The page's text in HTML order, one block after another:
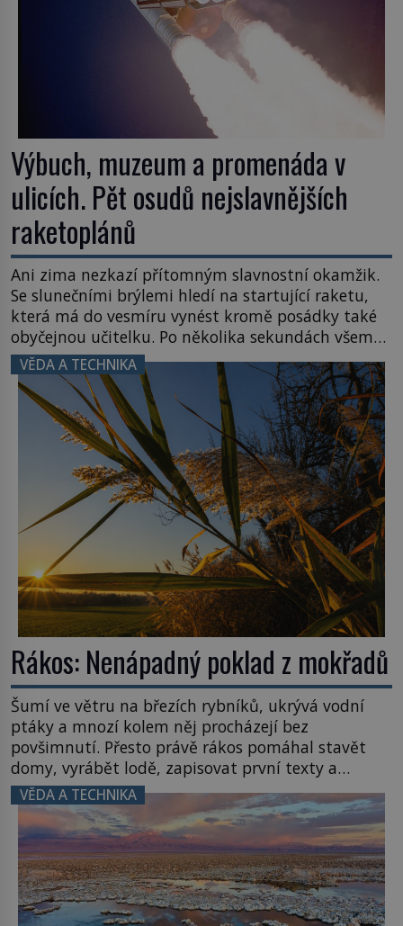
Výbuch, muzeum a promenáda v
ulicích. Pět osudů nejslavnějších
raketoplánů
Ani zima nezkazí přítomným slavnostní okamžik.
Se slunečními brýlemi hledí na startující raketu,
která má do vesmíru vynést kromě posádky také
obyčejnou učitelku. Po několika sekundách všem
ztuhnou úsměvy, stroj totiž exploduje. Jejich
konstrukce není z levného kraje, daňové
poplatníky stojí miliardy dolarů. Na druhou stranu
zvládnou jen představitelné věci. Na malé kousky
Název: Columbia První […]
VĚDA A TECHNIKA
Rákos: Nenápadný poklad z mokřadů
Šumí ve větru na březích rybníků, ukrývá vodní
ptáky a mnozí kolem něj procházejí bez
povšimnutí. Přesto právě rákos pomáhal stavět
domy, vyrábět lodě, zapisovat první texty a
inspiroval řadu pověstí. Tato skromná, ale
užitečná rostlina provází člověka už tisíce let.
Většina lidí vnímá rákos jen jako obyčejnou kulisu
letního koupání. Stačí se však podívat […]
VĚDA A TECHNIKA